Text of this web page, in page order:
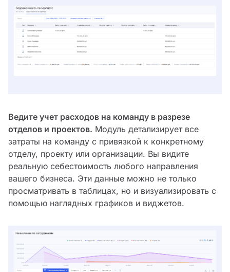
Ведите учет расходов на команду в разрезе
отделов и проектов. Модуль детализирует все
затраты на команду с привязкой к конкретному
отделу, проекту или организации. Вы видите
реальную себестоимость любого направления
вашего бизнеса. Эти данные можно не только
просматривать в таблицах, но и визуализировать с
помощью наглядных графиков и виджетов.